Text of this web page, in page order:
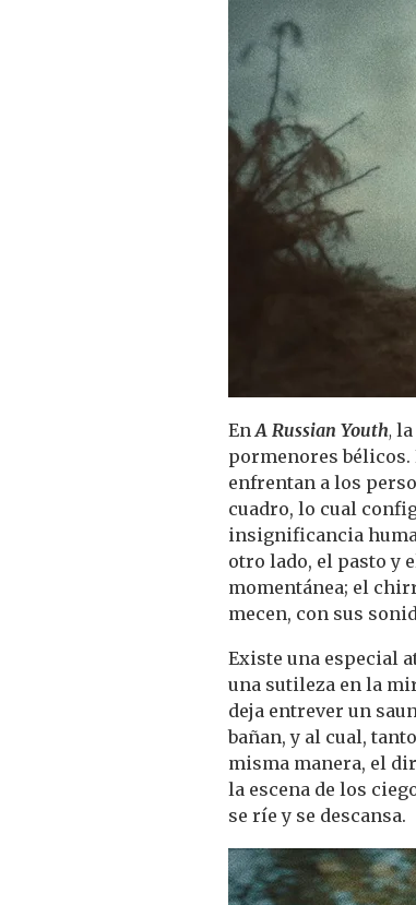
En A Russian Youth, la
pormenores bélicos.
enfrentan a los
cuadro, lo cual
insignificancia
otro lado, el pasto y
momentánea; el
mecen, con sus
Existe una especial
una sutileza en la
deja entrever un
bañan, y al cual,
misma manera, el
la escena de los
se ríe y se descansa.